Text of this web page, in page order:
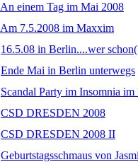
An einem Tag im Mai 2008
Am 7.5.2008 im Maxxim
16.5.08 in Berlin....wer
Ende Mai in Berlin unterwegs
Scandal Party im Insomnia im
CSD DRESDEN 2008
CSD DRESDEN 2008 II
Geburtstagsschmaus von